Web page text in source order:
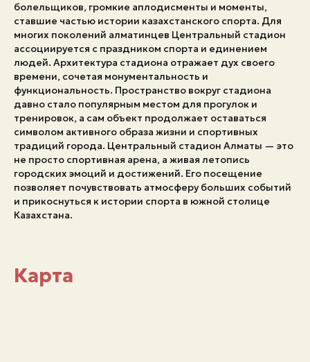
болельщиков, громкие аплодисменты и моменты,
ставшие частью истории казахстанского спорта. Для
многих поколений алматинцев Центральный стадион
ассоциируется с праздником спорта и единением
людей. Архитектура стадиона отражает дух своего
времени, сочетая монументальность и
функциональность. Пространство вокруг стадиона
давно стало популярным местом для прогулок и
тренировок, а сам объект продолжает оставаться
символом активного образа жизни и спортивных
традиций города. Центральный стадион Алматы — это
не просто спортивная арена, а живая летопись
городских эмоций и достижений. Его посещение
позволяет почувствовать атмосферу больших событий
и прикоснуться к истории спорта в южной столице
Казахстана.
Карта
Экстренные номера